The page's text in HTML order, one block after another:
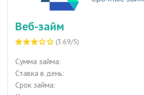
Веб-займ
(3.69/5)
Сумма займа:
Ставка в день:
Срок займа: